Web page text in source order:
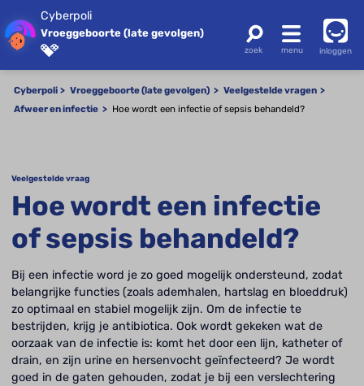
Cyberpoli
Vroeggeboorte (late gevolgen)
inloggen
Cyberpoli Vroeggeboorte (late gevolgen)
Veelgestelde vragen
Afweer en infectie
Hoe wordt een infectie of sepsis behandeld?
Veelgestelde vraag
Hoe wordt een infectie
of sepsis behandeld?
Bij een infectie word je zo goed mogelijk ondersteund, zodat
belangrijke functies (zoals ademhalen, hartslag en bloeddruk)
zo optimaal en stabiel mogelijk zijn. Om de infectie te
bestrijden, krijg je antibiotica. Ook wordt gekeken wat de
oorzaak van de infectie is: komt het door een lijn, katheter of
drain, en zijn urine en hersenvocht geïnfecteerd? Je wordt
goed in de gaten gehouden, zodat je bij een verslechtering